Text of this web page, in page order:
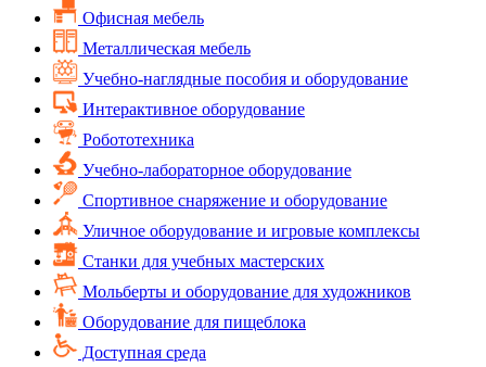
Офисная мебель
Металлическая мебель
Учебно-наглядные пособия и оборудование
Интерактивное оборудование
Робототехника
Учебно-лабораторное оборудование
Спортивное снаряжение и оборудование
Уличное оборудование и игровые комплексы
Cтанки для учебных мастерских
Мольберты и оборудование для художников
Оборудование для пищеблока
Доступная среда